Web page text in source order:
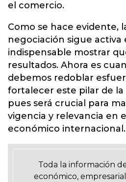
el comercio.
Como se hace evidente,
negociación sigue activa
indispensable mostrar
resultados. Ahora es
debemos redoblar
fortalecer este pilar de la
pues será crucial para
vigencia y relevancia en
económico internacional.
Toda la información
económico,